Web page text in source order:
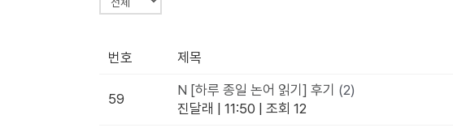
번호 제목
59
N [하루 종일 논어 읽기] 후기 (2)
진달래
11:50 조회 12